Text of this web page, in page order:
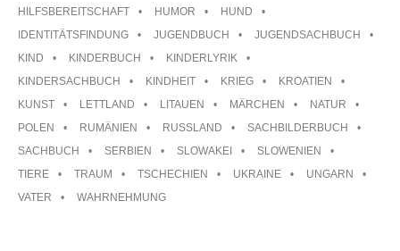
HILFSBEREITSCHAFT
HUMOR
HUND
IDENTITÄTSFINDUNG
JUGENDBUCH
JUGENDSACHBUCH
KIND
KINDERBUCH
KINDERLYRIK
KINDERSACHBUCH
KINDHEIT KRIEG
KROATIEN
KUNST
LETTLAND LITAUEN MÄRCHEN
NATUR
POLEN
RUMÄNIEN RUSSLAND
SACHBILDERBUCH
SACHBUCH
SERBIEN SLOWAKEI
SLOWENIEN
TIERE
TRAUM TSCHECHIEN UKRAINE
UNGARN
VATER
WAHRNEHMUNG